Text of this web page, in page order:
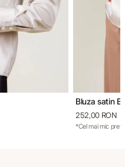
Bluza satin
252,00 RON
*Cel mai mic preț